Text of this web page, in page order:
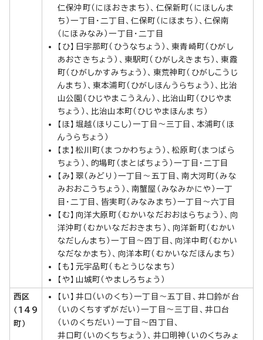
仁保沖町（にほおきまち）、仁保新町（にほしんま
ち）一丁目・二丁目、仁保町（にほまち）、仁保南
（にほみなみ）一丁目・二丁目
【ひ】日宇那町（ひうなちょう）、東青崎町（ひがし
あおさきちょう）、東駅町（ひがしえきまち）、東霞
町（ひがしかすみちょう）、東荒神町（ひがしこうじ
んまち）、東本浦町（ひがしほんうらちょう）、比治
山公園（ひじやまこうえん）、比治山町（ひじやま
ちょう）、比治山本町（ひじやまほんまち）
【ほ】堀越（ほりこし）一丁目～三丁目、本浦町（ほ
んうらちょう）
【ま】松川町（まつかわちょう）、松原町（まつばら
ちょう）、的場町（まとばちょう）一丁目・二丁目
【み】翠（みどり）一丁目～五丁目、南大河町（みな
みおおこうちょう）、南蟹屋（みなみかにや）一丁
目・二丁目、皆実町（みなみまち）一丁目～六丁目
【む】向洋大原町（むかいなだおおはらちょう）、向
洋沖町（むかいなだおきまち）、向洋新町（むかい
なだしんまち）一丁目～四丁目、向洋中町（むかい
なだなかまち）、向洋本町（むかいなだほんまち）
【も】元宇品町（もとうじなまち）
【や】山城町（やましろちょう）
西区
（149
町）
【い】井口（いのくち）一丁目～五丁目、井口鈴が台
（いのくちすずがだい）一丁目～三丁目、井口台
（いのくちだい）一丁目～四丁目、
井口町（いのくちちょう）、井口明神（いのくちみょ